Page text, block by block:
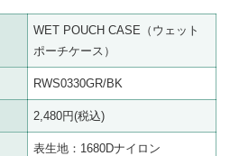
WET POUCH CASE（ウェット
ポーチケース）
RWS0330GR/BK
2,480円(税込)
表生地：1680Dナイロン